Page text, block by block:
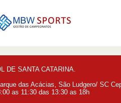
DE SANTA CATARINA.
das Acácias, São Ludgero/ SC
as 11:30 das 13:30 as 18h